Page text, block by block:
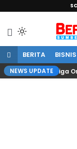
BERITA BISNIS
NEWS UPDATE
Besar, Tiga Orang